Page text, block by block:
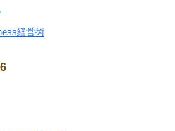
経営術